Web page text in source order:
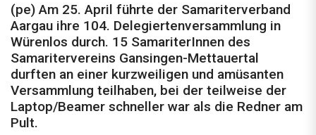
(pe) Am 25. April führte der Samariterverband
Aargau ihre 104. Delegiertenversammlung in
Würenlos durch. 15 SamariterInnen des
Samaritervereins Gansingen-Mettauertal
durften an einer kurzweiligen und amüsanten
Versammlung teilhaben, bei der teilweise der
Laptop/Beamer schneller war als die Redner am
Pult.